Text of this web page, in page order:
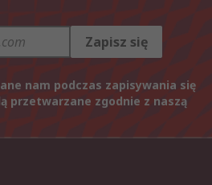
Zapisz się
nam podczas zapisywania się
przetwarzane zgodnie z naszą